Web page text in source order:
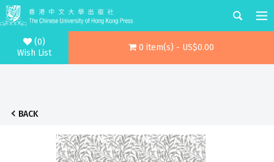
(0)
Wish List
0 item(s) - US$0.00
BACK